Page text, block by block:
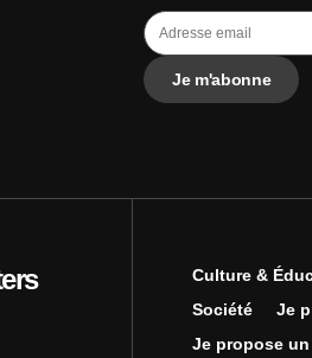
Culture &
Société
Je
Je propose